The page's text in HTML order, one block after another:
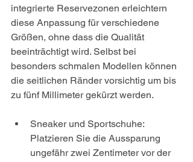
integrierte Reservezonen erleichtern
diese Anpassung für verschiedene
Größen, ohne dass die Qualität
beeinträchtigt wird. Selbst bei
besonders schmalen Modellen können
die seitlichen Ränder vorsichtig um bis
zu fünf Millimeter gekürzt werden.
Sneaker und Sportschuhe:
Platzieren Sie die Aussparung
ungefähr zwei Zentimeter vor der